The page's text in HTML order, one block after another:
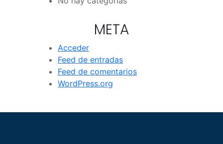
META
Acceder
Feed de entradas
Feed de comentarios
WordPress.org